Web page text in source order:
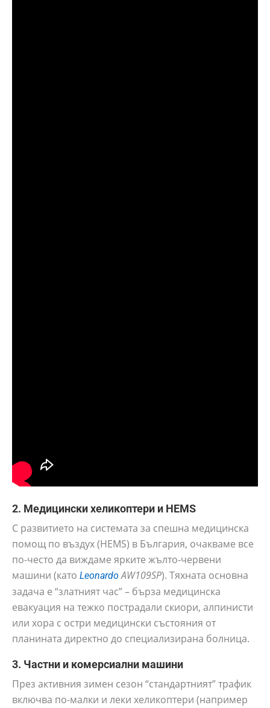
2. Медицински хеликоптери и HEMS
С развитието на системата за спешна медицинска
помощ по въздух (HEMS) в България, очакваме все
по-често да виждаме ярките жълто-червени
машини (като Leonardo AW109SP). Тяхната основна
задача е “златният час” – бърза медицинска
евакуация на тежко пострадали скиори, алпинисти
или хора с остри медицински състояния от
планината директно до специализирана болница.
3. Частни и комерсиални машини
През активния зимен сезон “стандартният” трафик
включва по-малки и леки хеликоптери (например